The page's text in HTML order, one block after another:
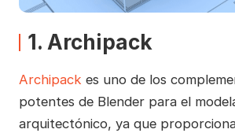
1. Archipack
Archipack es uno de los
potentes de Blender para el
arquitectónico, ya que